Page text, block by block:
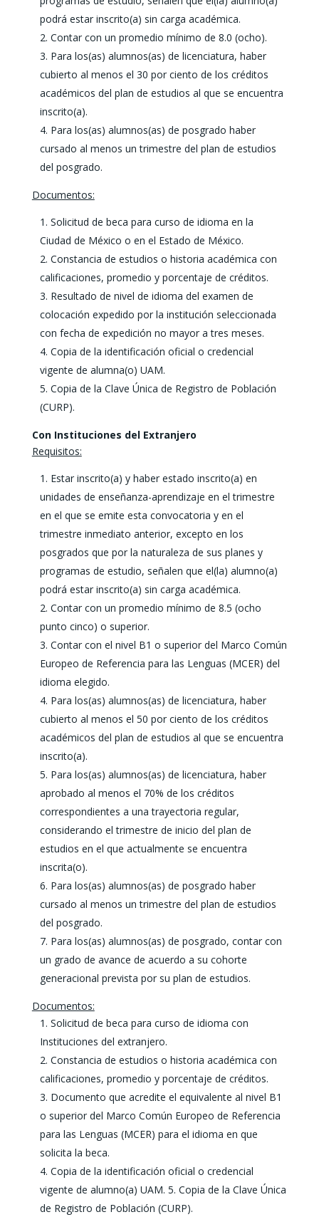
podrá estar inscrito(a) sin carga académica.
Contar con un promedio mínimo de 8.0 (ocho).
Para los(as) alumnos(as) de licenciatura, haber
cubierto al menos el 30 por ciento de los créditos
académicos del plan de estudios al que se encuentra
inscrito(a).
Para los(as) alumnos(as) de posgrado haber
cursado al menos un trimestre del plan de estudios
del posgrado.
Documentos:
Solicitud de beca para curso de idioma en la
Ciudad de México o en el Estado de México.
Constancia de estudios o historia académica con
calificaciones, promedio y porcentaje de créditos.
Resultado de nivel de idioma del examen de
colocación expedido por la institución seleccionada
con fecha de expedición no mayor a tres meses.
Copia de la identificación oficial o credencial
vigente de alumna(o) UAM.
Copia de la Clave Única de Registro de Población
(CURP).
Con Instituciones del Extranjero
Requisitos:
Estar inscrito(a) y haber estado inscrito(a) en
unidades de enseñanza-aprendizaje en el trimestre
en el que se emite esta convocatoria y en el
trimestre inmediato anterior, excepto en los
posgrados que por la naturaleza de sus planes y
programas de estudio, señalen que el(la) alumno(a)
podrá estar inscrito(a) sin carga académica.
Contar con un promedio mínimo de 8.5 (ocho
punto cinco) o superior.
Contar con el nivel B1 o superior del Marco Común
Europeo de Referencia para las Lenguas (MCER) del
idioma elegido.
Para los(as) alumnos(as) de licenciatura, haber
cubierto al menos el 50 por ciento de los créditos
académicos del plan de estudios al que se encuentra
inscrito(a).
Para los(as) alumnos(as) de licenciatura, haber
aprobado al menos el 70% de los créditos
correspondientes a una trayectoria regular,
considerando el trimestre de inicio del plan de
estudios en el que actualmente se encuentra
inscrita(o).
Para los(as) alumnos(as) de posgrado haber
cursado al menos un trimestre del plan de estudios
del posgrado.
Para los(as) alumnos(as) de posgrado, contar con
un grado de avance de acuerdo a su cohorte
generacional prevista por su plan de estudios.
Documentos:
Solicitud de beca para curso de idioma con
Instituciones del extranjero.
Constancia de estudios o historia académica con
calificaciones, promedio y porcentaje de créditos.
Documento que acredite el equivalente al nivel B1
o superior del Marco Común Europeo de Referencia
para las Lenguas (MCER) para el idioma en que
solicita la beca.
Copia de la identificación oficial o credencial
vigente de alumno(a) UAM. 5. Copia de la Clave Única
de Registro de Población (CURP).